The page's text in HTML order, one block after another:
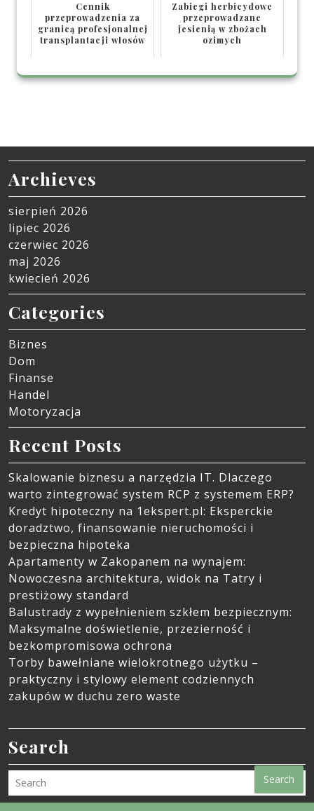
Cennik
przeprowadzenia za
granicą profesjonalnej
transplantacji włosów
Zabiegi herbicydowe
przeprowadzane
jesienią w zbożach
ozimych
Archieves
sierpień 2026
lipiec 2026
czerwiec 2026
maj 2026
kwiecień 2026
Categories
Biznes
Dom
Finanse
Handel
Motoryzacja
Recent Posts
Skalowanie biznesu a narzędzia IT. Dlaczego
warto zintegrować system RCP z systemem ERP?
Kredyt hipoteczny na 1ekspert.pl: Eksperckie
doradztwo, finansowanie nieruchomości i
bezpieczna hipoteka
Apartamenty w Zakopanem na wynajem:
Nowoczesna architektura, widok na Tatry i
prestiżowy standard
Balustrady z wypełnieniem szkłem bezpiecznym:
Maksymalne doświetlenie, przezierność i
bezkompromisowa ochrona
Torby bawełniane wielokrotnego użytku –
praktyczny i stylowy element codziennych
zakupów w duchu zero waste
Search
Search